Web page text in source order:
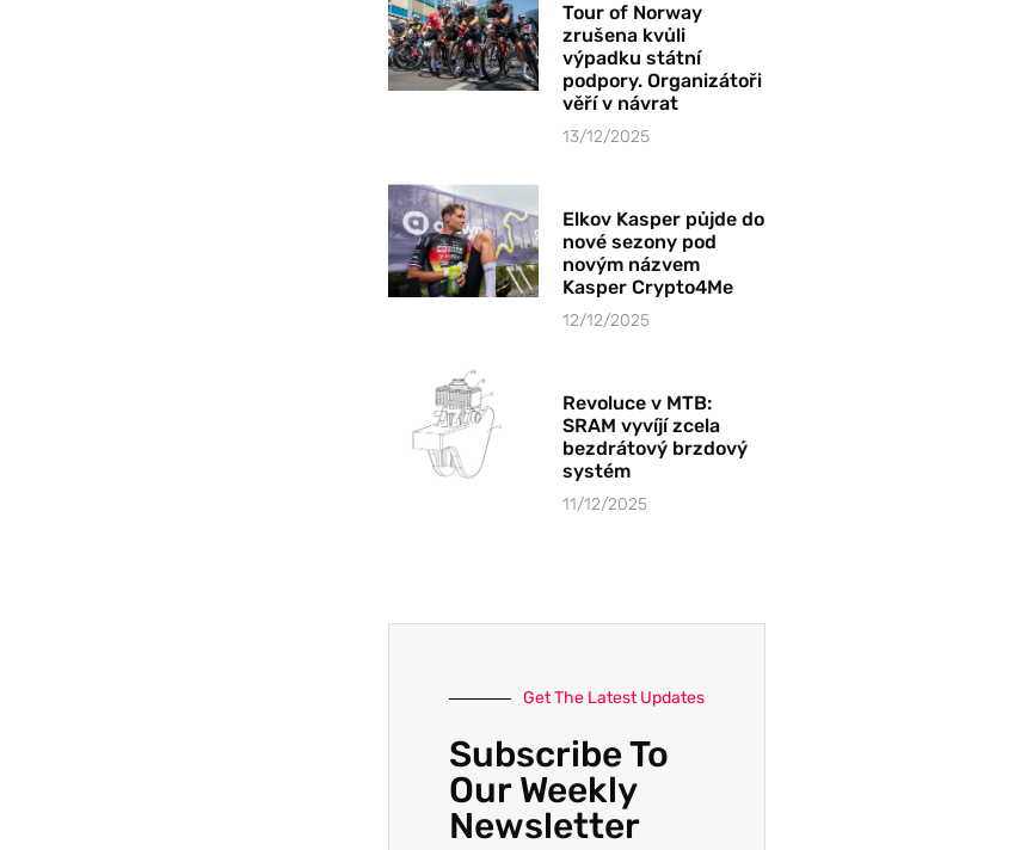
Tour of Norway
zrušena kvůli
výpadku státní
podpory. Organizátoři
věří v návrat
13/12/2025
Elkov Kasper půjde do
nové sezony pod
novým názvem
Kasper Crypto4Me
12/12/2025
Revoluce v MTB:
SRAM vyvíjí zcela
bezdrátový brzdový
systém
11/12/2025
Get The Latest Updates
Subscribe To
Our Weekly
Newsletter